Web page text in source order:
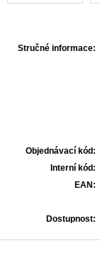
Stručné informace:
Objednávací kód:
Interní kód:
EAN:
Dostupnost: